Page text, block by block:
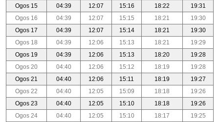
Ogos 15
04:39 12:07 15:16 18:22
19:31
Ogos 16
04:39 12:07 15:15 18:21
19:30
Ogos 17
04:39 12:07 15:14 18:21
19:30
Ogos 18
04:39 12:06 15:13 18:21
19:29
Ogos 19
04:39 12:06 15:13 18:20
19:28
Ogos 20
04:40 12:06 15:12 18:19
19:28
Ogos 21
04:40 12:06 15:11 18:19
19:27
Ogos 22
04:40 12:05 15:09 18:18
19:26
Ogos 23
04:40 12:05 15:10 18:18
19:26
Ogos 24
04:40 12:05 15:10 18:17
19:25